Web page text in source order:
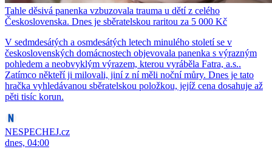
Tahle děsivá panenka vzbuzovala trauma u dětí z celého
Československa. Dnes je sběratelskou raritou za 5 000 Kč
V sedmdesátých a osmdesátých letech minulého století se v
československých domácnostech objevovala panenka s výrazným
pohledem a neobvyklým výrazem, kterou vyráběla Fatra, a.s..
Zatímco někteří ji milovali, jiní z ní měli noční můry. Dnes je tato
hračka vyhledávanou sběratelskou položkou, jejíž cena dosahuje až
pěti tisíc korun.
NESPECHEJ.cz
dnes, 04:00